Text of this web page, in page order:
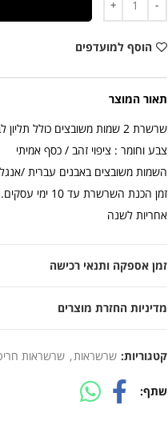
הוסף למועדפים
תאור המוצר
שרשרת 2 שמות משובצים כולל תליון לב משובץ
צבע וחומר : ציפוי זהב / כסף אמיתי
השמות משובצים באבנים עברית /
זמן הכנת השרשרת עד 10 ימי עסקים.
אחריות לשנה
זמן אספקה ותנאי רכישה
מדיניות החזרת מוצרים
קטגוריות: שרשראות, שרשראות
שתף